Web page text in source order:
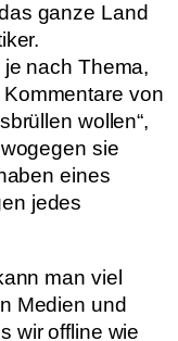
ganze Land
je nach Thema,
von
wollen“,
sie
eines
jedes
man viel
Medien und
wir offline wie